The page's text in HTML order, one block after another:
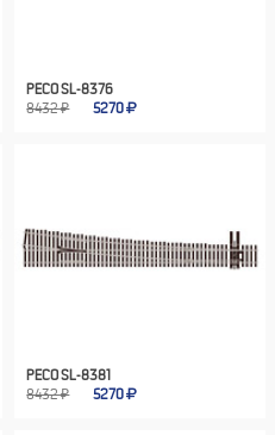
PECO SL-8376
8432 ₽
5270
PECO SL-8381
8432 ₽
5270